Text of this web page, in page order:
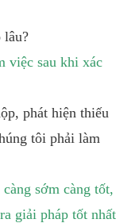
lâu?
việc sau khi xác
phát hiện thiếu
tôi phải làm
sớm càng tốt,
giải pháp tốt nhất